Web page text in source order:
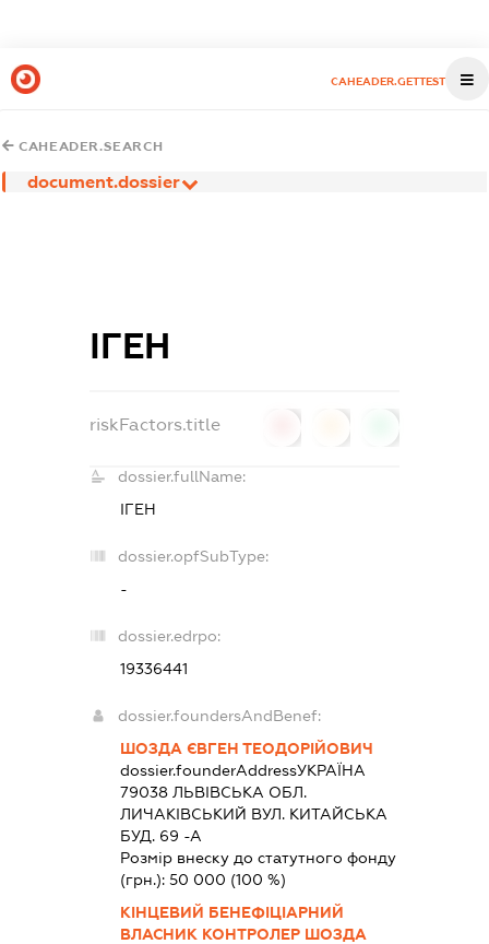
CAHEADER.GETTEST
CAHEADER.SEARCH
document.dossier
ІГЕН
riskFactors.title
dossier.fullName:
ІГЕН
dossier.opfSubType:
-
dossier.edrpo:
19336441
dossier.foundersAndBenef:
ШОЗДА ЄВГЕН ТЕОДОРІЙОВИЧ
dossier.founderAddressУКРАЇНА
79038 ЛЬВIВСЬКА ОБЛ.
ЛИЧАКІВСЬКИЙ ВУЛ. КИТАЙСЬКА
БУД. 69 -А
Розмір внеску до статутного фонду
(грн.): 50 000 (100 %)
КІНЦЕВИЙ БЕНЕФІЦІАРНИЙ
ВЛАСНИК КОНТРОЛЕР ШОЗДА